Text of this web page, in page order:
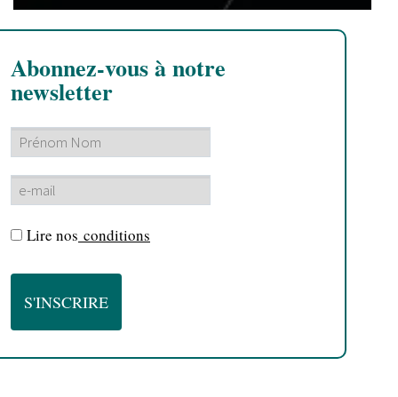
Abonnez-vous à notre
newsletter
Lire nos conditions